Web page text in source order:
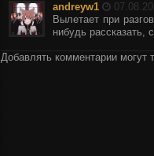
andreyw1
Вылетает при
нибудь рассказать,
Добавлять комментарии могут